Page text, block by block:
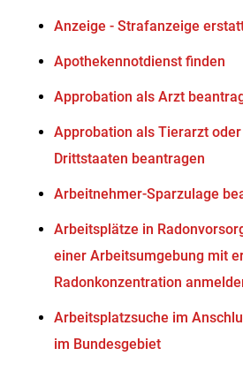
Anzeige - Strafanzeige
Apothekennotdienst finden
Approbation als Arzt
Approbation als Tierarzt
Drittstaaten beantragen
Arbeitnehmer-Sparzulage
Arbeitsplätze in
einer Arbeitsumgebung mit
Radonkonzentration
Arbeitsplatzsuche im
im Bundesgebiet